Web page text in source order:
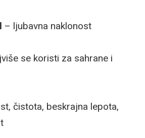
– ljubavna naklonost
se koristi za sahrane i
čistota, beskrajna lepota,